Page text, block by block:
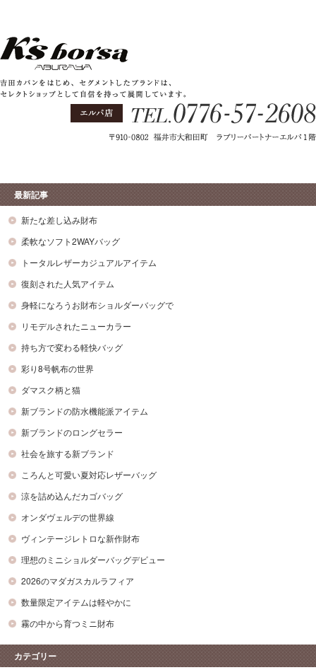
最新記事
新たな差し込み財布
柔軟なソフト2WAYバッグ
トータルレザーカジュアルアイテム
復刻された人気アイテム
身軽になろうお財布ショルダーバッグで
リモデルされたニューカラー
持ち方で変わる軽快バッグ
彩り8号帆布の世界
ダマスク柄と猫
新ブランドの防水機能派アイテム
新ブランドのロングセラー
社会を旅する新ブランド
ころんと可愛い夏対応レザーバッグ
涼を詰め込んだカゴバッグ
オンダヴェルデの世界線
ヴィンテージレトロな新作財布
理想のミニショルダーバッグデビュー
2026のマダガスカルラフィア
数量限定アイテムは軽やかに
霧の中から育つミニ財布
カテゴリー